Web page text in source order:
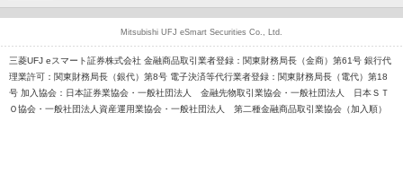
三菱UFJ eスマート証券株式会社 金融商品取引業者登録：関東財務局長（金商）第61号 銀行代
理業許可：関東財務局長（銀代）第8号 電子決済等代行業者登録：関東財務局長（電代）第18
号 加入協会：日本証券業協会・一般社団法人 金融先物取引業協会・一般社団法人 日本ＳＴ
Ｏ協会・一般社団法人資産運用業協会・一般社団法人 第二種金融商品取引業協会（加入順）
Mitsubishi UFJ eSmart Securities Co., Ltd.